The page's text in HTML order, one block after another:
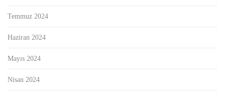
Temmuz 2024
Haziran 2024
Mayıs 2024
Nisan 2024